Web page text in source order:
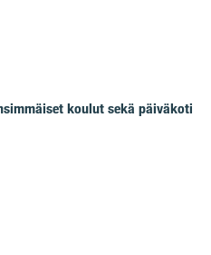
koulut sekä päiväkoti